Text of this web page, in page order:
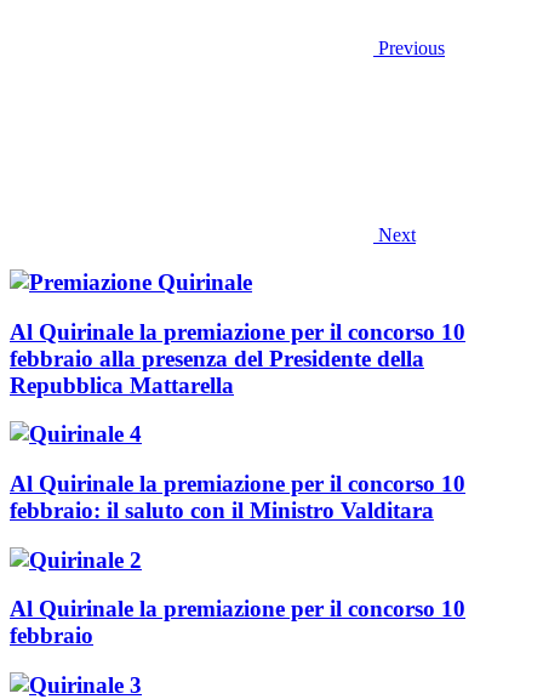
Previous
Next
Al Quirinale la premiazione per il concorso 10
febbraio alla presenza del Presidente della
Repubblica Mattarella
Al Quirinale la premiazione per il concorso 10
febbraio: il saluto con il Ministro Valditara
Al Quirinale la premiazione per il concorso 10
febbraio